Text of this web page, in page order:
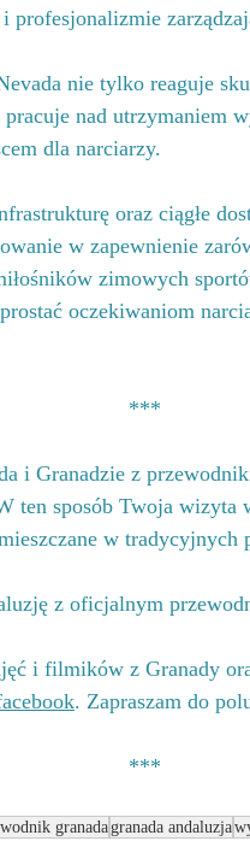
profesjonalizmie
nie tylko reaguje
nad utrzymaniem
dla narciarzy.
oraz ciągłe
w zapewnienie
zimowych
oczekiwaniom
***
i Granadzie z
ten sposób Twoja wizyta
w tradycyjnych
z oficjalnym
i filmików z Granady
. Zapraszam do
***
granadagranada andaluzja